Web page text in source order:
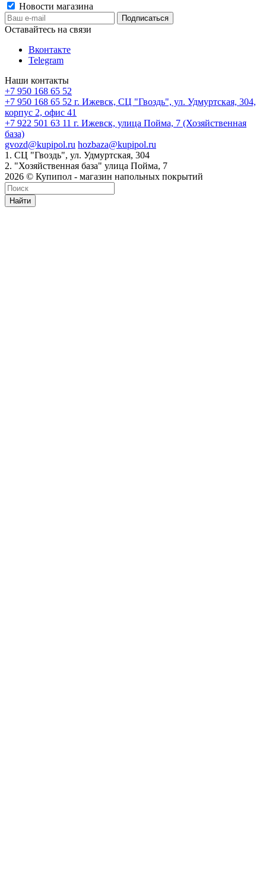
Новости магазина
Оставайтесь на связи
Вконтакте
Telegram
Наши контакты
+7 950 168 65 52
+7 950 168 65 52 г. Ижевск, СЦ "Гвоздь", ул. Удмуртская, 304,
корпус 2, офис 41
+7 922 501 63 11 г. Ижевск, улица Пойма, 7 (Хозяйственная
база)
gvozd@kupipol.ru hozbaza@kupipol.ru
1. СЦ "Гвоздь", ул. Удмуртская, 304
2. "Хозяйственная база" улица Пойма, 7
2026 © Купипол - магазин напольных покрытий
Найти